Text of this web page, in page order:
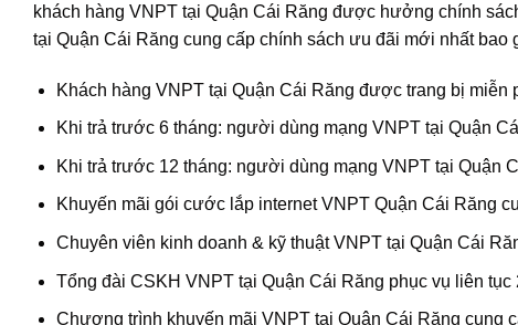
khách hàng VNPT tại Quận Cái Răng được hưởng chính
tại Quận Cái Răng cung cấp chính sách ưu đãi mới nhất bao
Khách hàng VNPT tại Quận Cái Răng được trang bị miễn
Khi trả trước 6 tháng: người dùng mạng VNPT tại Quận
Khi trả trước 12 tháng: người dùng mạng VNPT tại Quận
Khuyến mãi gói cước lắp internet VNPT Quận Cái Răng
Chuyên viên kinh doanh & kỹ thuật VNPT tại Quận Cái
Tổng đài CSKH VNPT tại Quận Cái Răng phục vụ liên tục
Chương trình khuyến mãi VNPT tại Quận Cái Răng cung